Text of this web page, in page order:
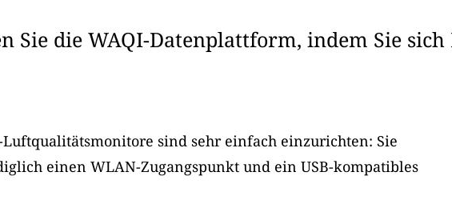
Sie die WAQI-Datenplattform, indem Sie
Luftqualitätsmonitore sind sehr einfach einzurichten: Sie
einen WLAN-Zugangspunkt und ein USB-kompatibles